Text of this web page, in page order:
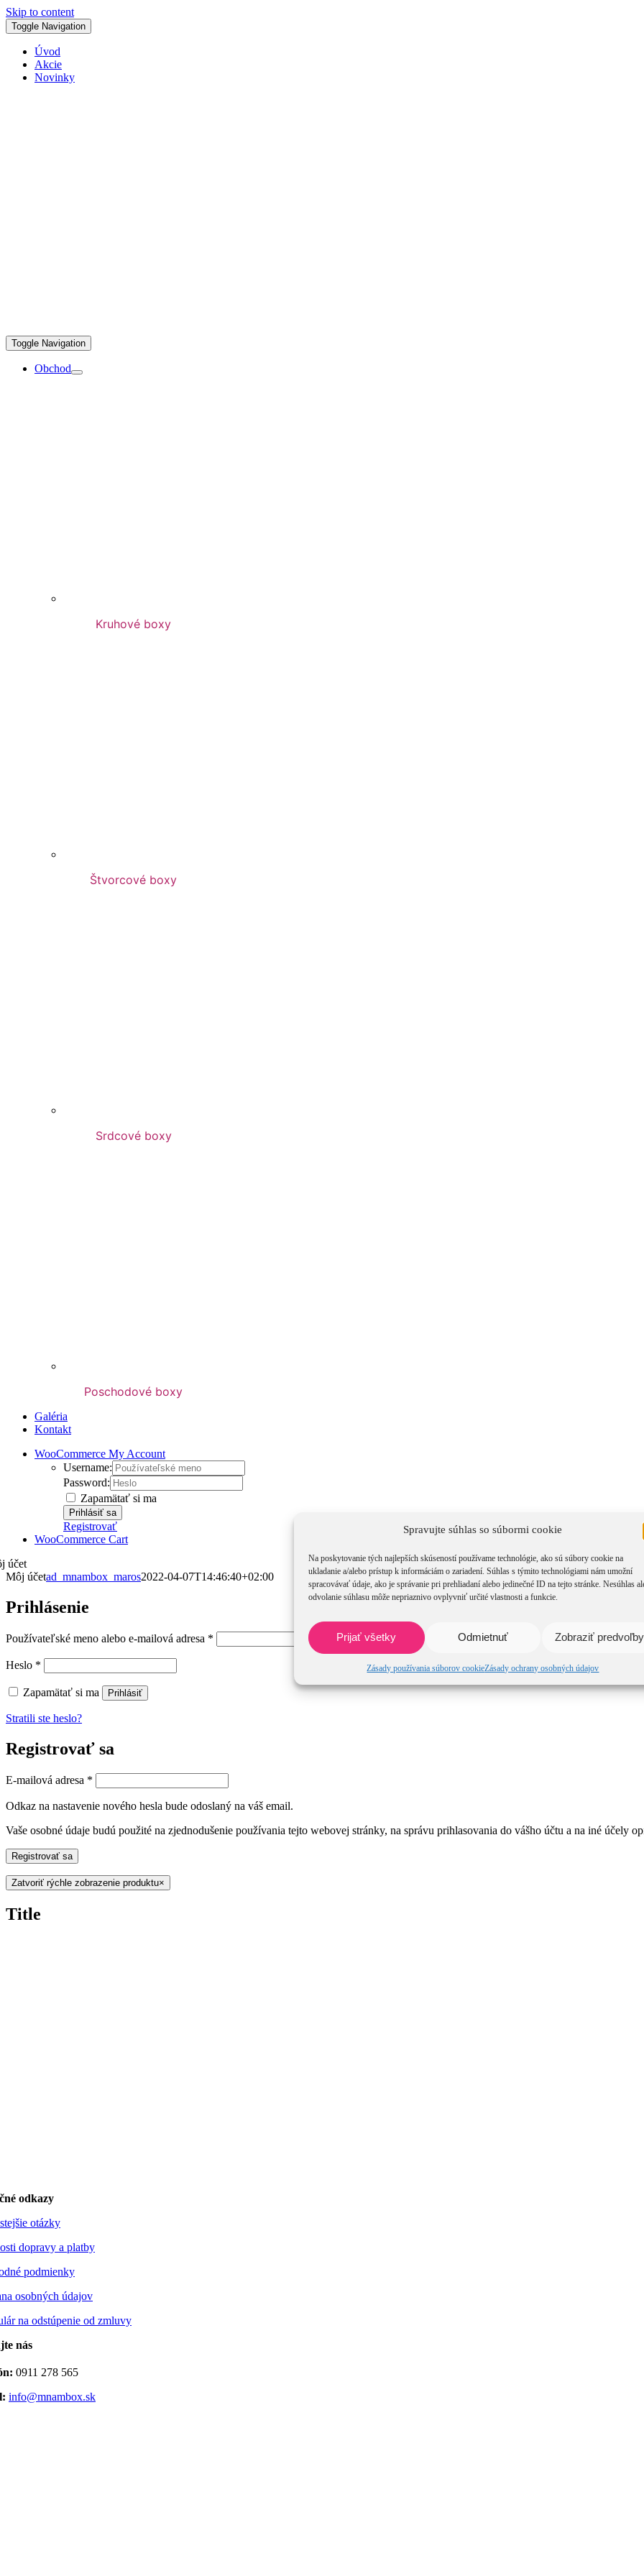
Spravujte súhlas so súbormi cookie
Na poskytovanie tých najlepších skúseností používame technológie, ako sú súbory cookie na
ukladanie a/alebo prístup k informáciám o zariadení. Súhlas s týmito technológiami nám umožní
spracovávať údaje, ako je správanie pri prehliadaní alebo jedinečné ID na tejto stránke. Nesúhlas
odvolanie súhlasu môže nepriaznivo ovplyvniť určité vlastnosti a funkcie.
Prijať všetky Odmietnuť Zobraziť predvoľby
Zásady používania súborov cookieZásady ochrany osobných údajov
Skip to content
Toggle Navigation
Úvod
Akcie
Novinky
Toggle Navigation
Obchod
Kruhové boxy
Štvorcové boxy
Srdcové boxy
Poschodové boxy
Galéria
Kontakt
WooCommerce My Account
Username:
Password:
Zapamätať si ma
Registrovať
WooCommerce Cart
účet
Môj účetad_mnambox_maros2022-04-07T14:46:40+02:00
Prihlásenie
Používateľské meno alebo e-mailová adresa *
Heslo *
Zapamätať si ma Prihlásiť
Stratili ste heslo?
Registrovať sa
E-mailová adresa *
Odkaz na nastavenie nového hesla bude odoslaný na váš email.
Vaše osobné údaje budú použité na zjednodušenie používania tejto webovej stránky, na správu prihlasovania do vášho účtu a na iné účely
Registrovať sa
Zatvoriť rýchle zobrazenie produktu×
Title
odkazy
otázky
dopravy a platby
podmienky
osobných údajov
na odstúpenie od zmluvy
nás
0911 278 565
info@mnambox.sk